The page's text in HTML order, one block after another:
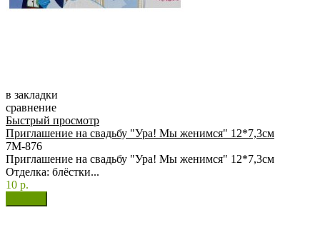
в закладки
сравнение
Быстрый просмотр
Приглашение на свадьбу "Ура! Мы женимся" 12*7,3см
7М-876
Приглашение на свадьбу "Ура! Мы женимся" 12*7,3см
Отделка: блёстки...
10 р.